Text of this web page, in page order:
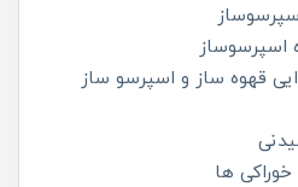
قهوه ساز و اسپرسو ساز
ها